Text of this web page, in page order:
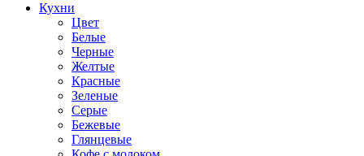
Кухни
Цвет
Белые
Черные
Желтые
Красные
Зеленые
Серые
Бежевые
Глянцевые